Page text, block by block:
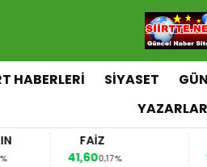
HABERLERİ SİYASET
YAZARLAR